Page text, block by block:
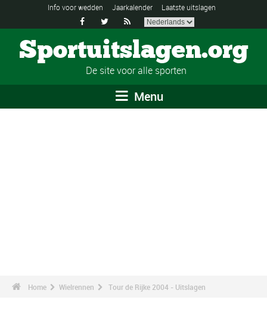
Info voor wedden Jaarkalender Laatste uitslagen
  
Sportuitslagen.org
De site voor alle sporten
Menu
Home Wielrennen Tour de Rijke 2004 - Uitslagen